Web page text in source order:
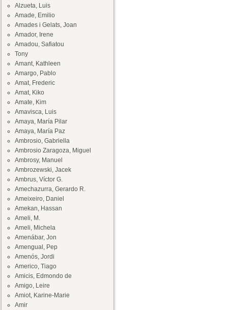
Alzueta, Luis
Amade, Emilio
Amades i Gelats, Joan
Amador, Irene
Amadou, Safiatou
Tony
Amant, Kathleen
Amargo, Pablo
Amat, Frederic
Amat, Kiko
Amate, Kim
Amavisca, Luis
Amaya, María Pilar
Amaya, María Paz
Ambrosio, Gabriella
Ambrosio Zaragoza, Miguel
Ambrosy, Manuel
Ambrozewski, Jacek
Ambrus, Víctor G.
Amechazurra, Gerardo R.
Ameixeiro, Daniel
Amekan, Hassan
Ameli, M.
Ameli, Michela
Amenábar, Jon
Amengual, Pep
Amenós, Jordi
Americo, Tiago
Amicis, Edmondo de
Amigo, Leire
Amiot, Karine-Marie
Amir